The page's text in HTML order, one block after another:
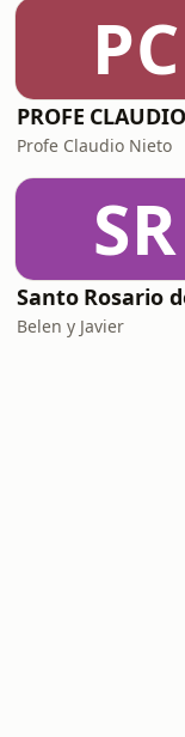
PC
Profe Claudio Nieto
SR
Belen y Javier